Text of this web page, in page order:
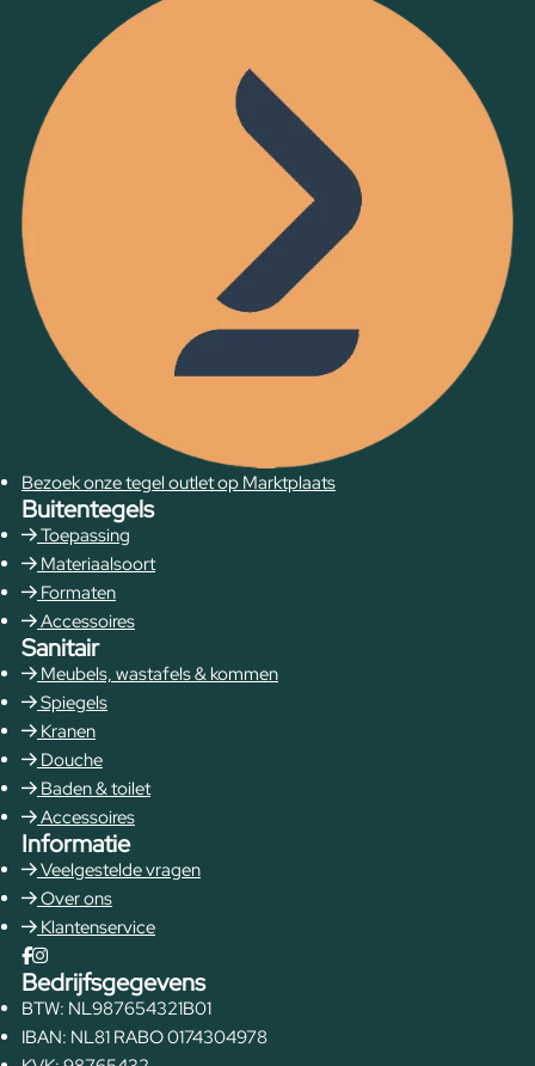
Bezoek onze tegel outlet op Marktplaats
Buitentegels
Toepassing
Materiaalsoort
Formaten
Accessoires
Sanitair
Meubels, wastafels & kommen
Spiegels
Kranen
Douche
Baden & toilet
Accessoires
Informatie
Veelgestelde vragen
Over ons
Klantenservice
Bedrijfsgegevens
BTW: NL987654321B01
IBAN: NL81 RABO 0174304978